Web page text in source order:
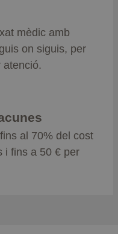
mèdic amb
on siguis, per
atenció.
al 70% del cost
i fins a 50 € per